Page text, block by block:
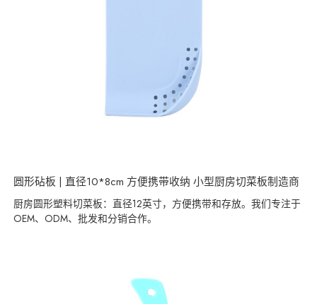
圆形砧板 | 直径10*8cm 方便携带收纳 小型厨房切菜板制造商
厨房圆形塑料切菜板：直径12英寸，方便携带和存放。我们专注于
OEM、ODM、批发和分销合作。